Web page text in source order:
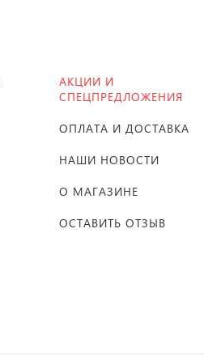
АКЦИИ И
СПЕЦПРЕДЛОЖЕНИЯ
ОПЛАТА И ДОСТАВКА
НАШИ НОВОСТИ
О МАГАЗИНЕ
ОСТАВИТЬ ОТЗЫВ